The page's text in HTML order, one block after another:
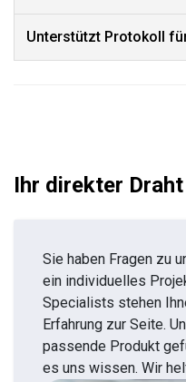
Unterstützt Protokoll
Ihr direkter
Sie haben Fragen zu
ein individuelles
Specialists stehen
Erfahrung zur Seite.
passende Produkt
es uns wissen. Wir